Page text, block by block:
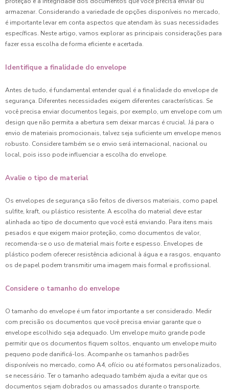
armazenar. Considerando a variedade de opções disponíveis no mercado,
é importante levar em conta aspectos que atendam às suas necessidades
específicas. Neste artigo, vamos explorar as principais considerações para
fazer essa escolha de forma eficiente e acertada.
Identifique a finalidade do envelope
Antes de tudo, é fundamental entender qual é a finalidade do envelope de
segurança. Diferentes necessidades exigem diferentes características. Se
você precisa enviar documentos legais, por exemplo, um envelope com um
design que não permita a abertura sem deixar marcas é crucial. Já para o
envio de materiais promocionais, talvez seja suficiente um envelope menos
robusto. Considere também se o envio será internacional, nacional ou
local, pois isso pode influenciar a escolha do envelope.
Avalie o tipo de material
Os envelopes de segurança são feitos de diversos materiais, como papel
sulfite, kraft, ou plástico resistente. A escolha do material deve estar
alinhada ao tipo de documento que você está enviando. Para itens mais
pesados e que exigem maior proteção, como documentos de valor,
recomenda-se o uso de material mais forte e espesso. Envelopes de
plástico podem oferecer resistência adicional à água e a rasgos, enquanto
os de papel podem transmitir uma imagem mais formal e profissional.
Considere o tamanho do envelope
O tamanho do envelope é um fator importante a ser considerado. Medir
com precisão os documentos que você precisa enviar garante que o
envelope escolhido seja adequado. Um envelope muito grande pode
permitir que os documentos fiquem soltos, enquanto um envelope muito
pequeno pode danificá-los. Acompanhe os tamanhos padrões
disponíveis no mercado, como A4, ofício ou até formatos personalizados,
se necessário. Ter o tamanho adequado também ajuda a evitar que os
documentos sejam dobrados ou amassados durante o transporte.